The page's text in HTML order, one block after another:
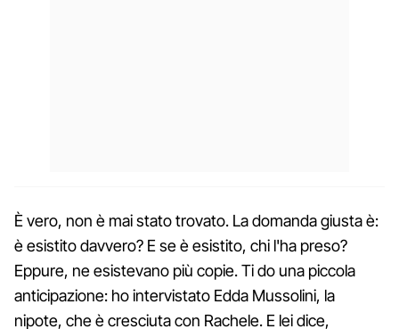
È vero, non è mai stato trovato. La domanda giusta è:
è esistito davvero? E se è esistito, chi l'ha preso?
Eppure, ne esistevano più copie. Ti do una piccola
anticipazione: ho intervistato Edda Mussolini, la
nipote, che è cresciuta con Rachele. E lei dice,